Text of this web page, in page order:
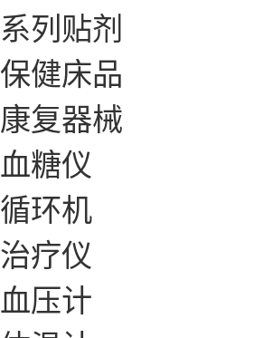
系列贴剂
保健床品
康复器械
血糖仪
循环机
治疗仪
血压计